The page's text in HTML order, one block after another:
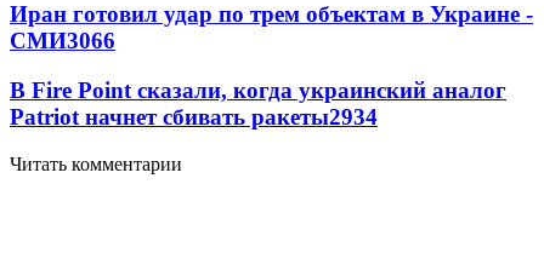
Иран готовил удар по трем объектам в Украине -
СМИ3066
В Fire Point сказали, когда украинский аналог
Patriot начнет сбивать ракеты2934
Читать комментарии